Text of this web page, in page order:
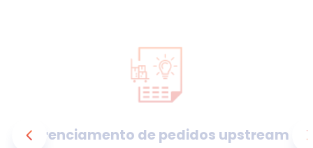
Gerenciamento de pedidos upstream